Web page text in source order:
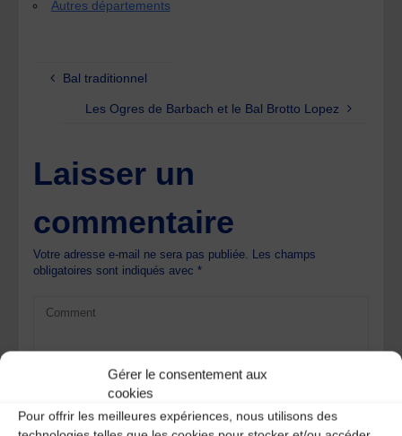
Gérer le consentement aux
cookies
Pour offrir les meilleures expériences, nous utilisons des
Autres départements
Bal traditionnel
Les Ogres de Barbach et le Bal Brotto Lopez
Laisser un
commentaire
Votre adresse e-mail ne sera pas publiée. Les champs
obligatoires sont indiqués avec*